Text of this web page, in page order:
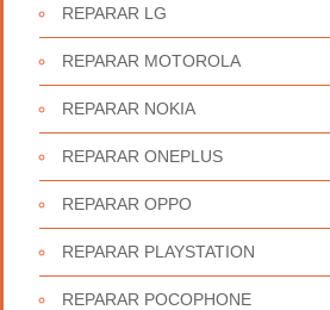
REPARAR LG
REPARAR MOTOROLA
REPARAR NOKIA
REPARAR ONEPLUS
REPARAR OPPO
REPARAR PLAYSTATION
REPARAR POCOPHONE